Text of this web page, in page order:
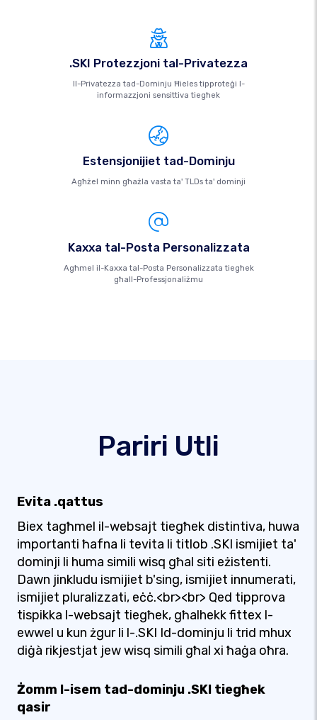
.SKI Protezzjoni tal-Privatezza
Il-Privatezza tad-Dominju Ħieles tipproteġi l-
informazzjoni sensittiva tiegħek
Estensjonijiet tad-Dominju
Agħżel minn għażla vasta ta' TLDs ta' dominji
Kaxxa tal-Posta Personalizzata
Agħmel il-Kaxxa tal-Posta Personalizzata tiegħek
għall-Professjonaliżmu
Pariri Utli
Evita .qattus
Biex tagħmel il-websajt tiegħek distintiva, huwa
importanti ħafna li tevita li titlob .SKI ismijiet ta'
dominji li huma simili wisq għal siti eżistenti.
Dawn jinkludu ismijiet b'sing, ismijiet innumerati,
ismijiet pluralizzati, eċċ.<br><br> Qed tipprova
tispikka l-websajt tiegħek, għalhekk fittex l-
ewwel u kun żgur li l-.SKI Id-dominju li trid mhux
diġà rikjestjat jew wisq simili għal xi ħaġa oħra.
Żomm l-isem tad-dominju .SKI tiegħek
qasir